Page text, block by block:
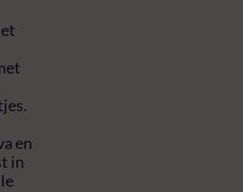
en
in